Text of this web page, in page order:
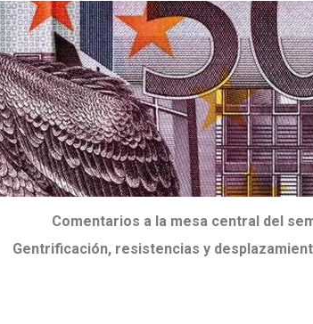
Comentarios a la mesa central del
Gentrificación, resistencias y